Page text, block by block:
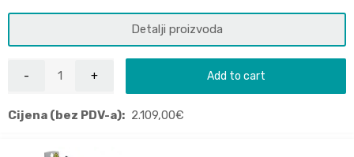
Detalji proizvoda
Add to cart
Cijena (bez PDV-a): 2.109,00€